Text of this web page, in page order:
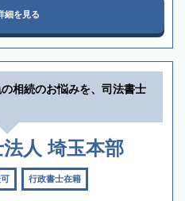
細を見る
相続のお悩みを、司法書士
人 埼玉本部
行政書士在籍